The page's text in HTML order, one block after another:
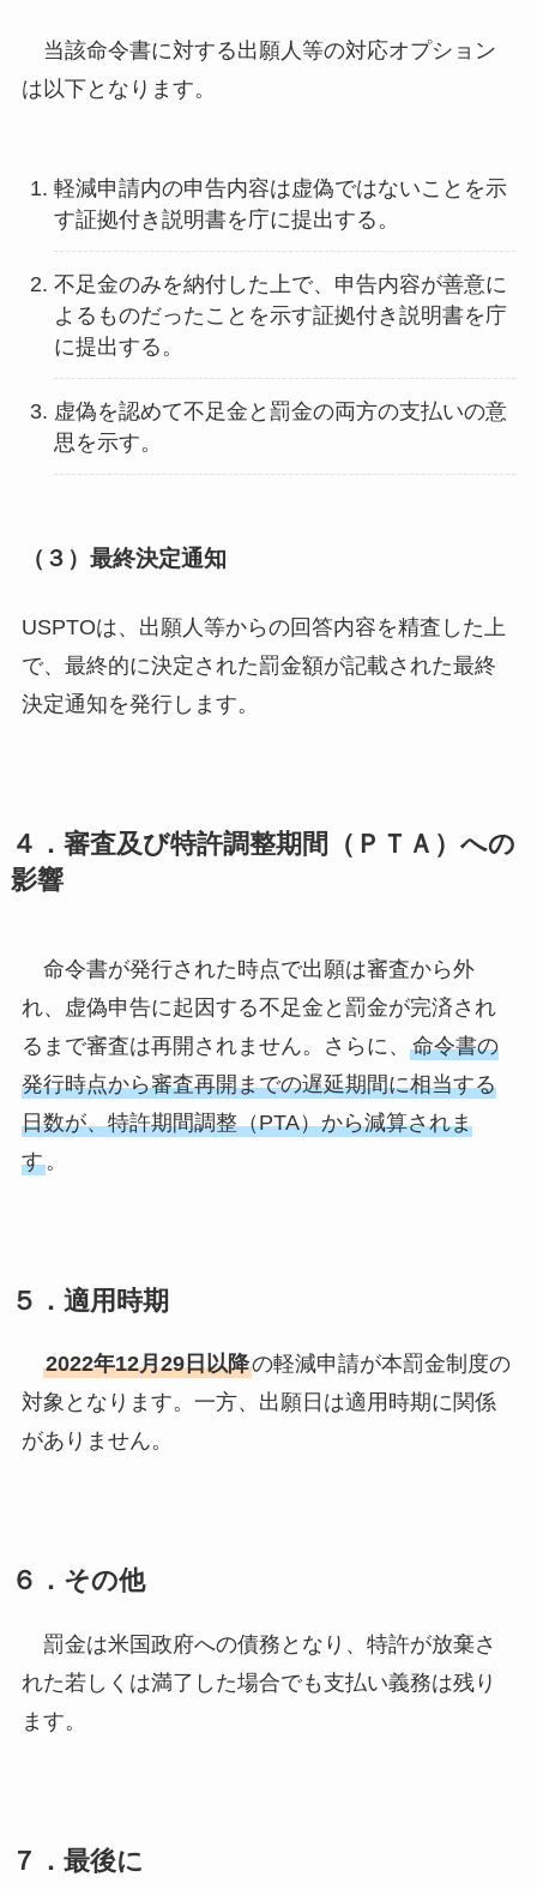
当該命令書に対する出願人等の対応オプション
は以下となります。
軽減申請内の申告内容は虚偽ではないことを示
す証拠付き説明書を庁に提出する。
不足金のみを納付した上で、申告内容が善意に
よるものだったことを示す証拠付き説明書を庁
に提出する。
虚偽を認めて不足金と罰金の両方の支払いの意
思を示す。
（３）最終決定通知
USPTOは、出願人等からの回答内容を精査した上
で、最終的に決定された罰金額が記載された最終
決定通知を発行します。
４．審査及び特許調整期間（ＰＴＡ）への
影響
命令書が発行された時点で出願は審査から外
れ、虚偽申告に起因する不足金と罰金が完済され
るまで審査は再開されません。さらに、 命令書の
発行時点から審査再開までの遅延期間に相当する
日数が、特許期間調整（PTA）から減算されま
す。
５．適用時期
2022年12月29日以降の軽減申請が本罰金制度の
対象となります。一方、出願日は適用時期に関係
がありません。
６．その他
罰金は米国政府への債務となり、特許が放棄さ
れた若しくは満了した場合でも支払い義務は残り
ます。
７．最後に